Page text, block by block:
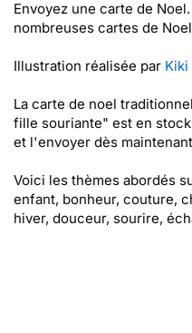
Envoyez une carte de
nombreuses cartes de
Illustration réalisée par Kiki
La carte de noel
fille souriante" est en
et l'envoyer dès
Voici les thèmes abordés
enfant, bonheur, couture,
hiver, douceur, sourire,